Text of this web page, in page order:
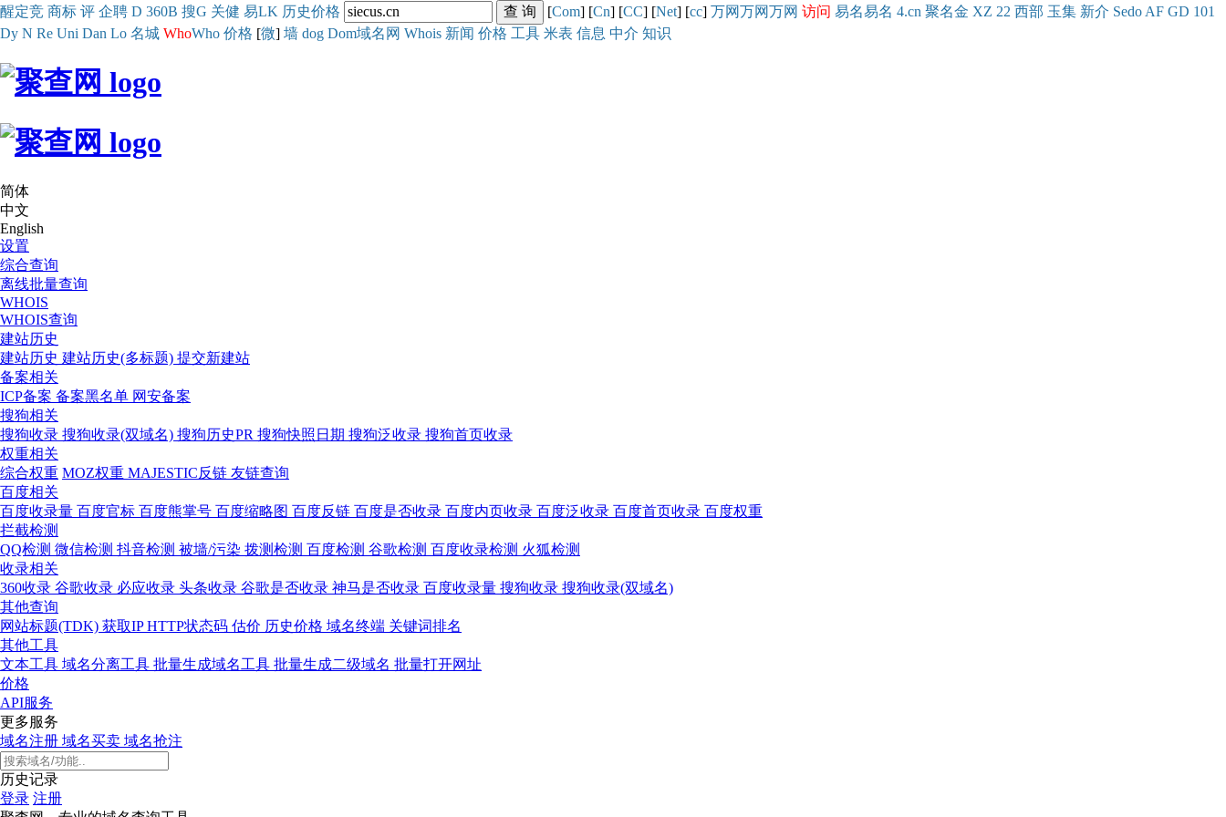
醒定竞 商标 评 企聘 D 360B 搜G 关健 易LK 历史价格 [Com] [Cn] [CC] [Net] [cc] 万网万网万网 访问 易名易名 4.cn 聚名金 XZ 22 西部 玉集 新介 Sedo AF GD 101
Dy N Re Uni Dan Lo 名城 WhoWho 价格 [微] 墙 dog Dom域名网 Whois 新闻 价格 工具 米表 信息 中介 知识